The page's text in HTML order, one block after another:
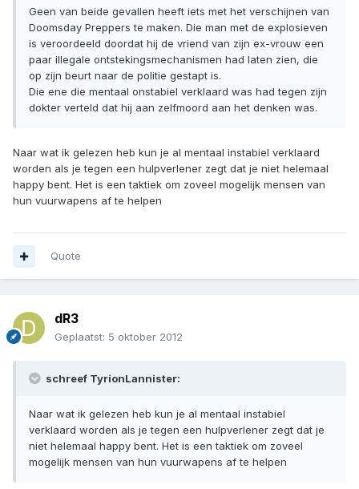
Geen van beide gevallen heeft iets met het verschijnen van
Doomsday Preppers te maken. Die man met de explosieven
is veroordeeld doordat hij de vriend van zijn ex-vrouw een
paar illegale ontstekingsmechanismen had laten zien, die
op zijn beurt naar de politie gestapt is.
Die ene die mentaal onstabiel verklaard was had tegen zijn
dokter verteld dat hij aan zelfmoord aan het denken was.
Naar wat ik gelezen heb kun je al mentaal instabiel verklaard
worden als je tegen een hulpverlener zegt dat je niet helemaal
happy bent. Het is een taktiek om zoveel mogelijk mensen van
hun vuurwapens af te helpen
Quote
dR3
Geplaatst: 5 oktober 2012
schreef TyrionLannister:
Naar wat ik gelezen heb kun je al mentaal instabiel
verklaard worden als je tegen een hulpverlener zegt dat je
niet helemaal happy bent. Het is een taktiek om zoveel
mogelijk mensen van hun vuurwapens af te helpen